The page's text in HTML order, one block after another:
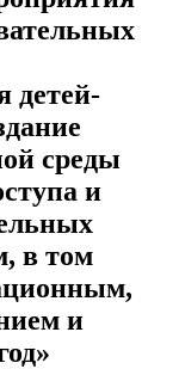
детей-
среды
и
в том
и